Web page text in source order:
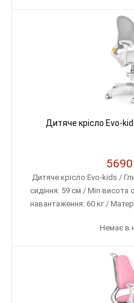
Дитяче крісло Evo-
Дитяче крісло Evo-kids /
сидіння: 59 см / Min висота
навантаження: 60 кг /
Немає в